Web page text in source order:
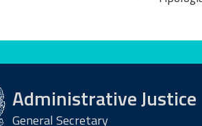
Administrative Justice
General Secretary